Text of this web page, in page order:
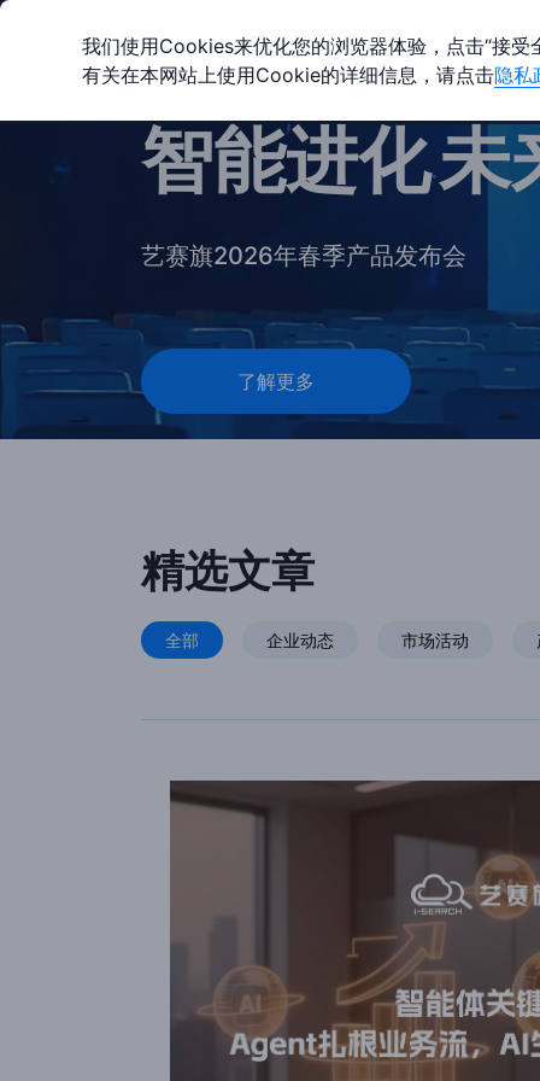
产品 解决方案
智能进化·未
艺赛旗2026年春季产品发布会
了解更多
精选文章
全部 企业动态 市场活动
我们使用Cookies来优化您的浏览器体验，点击“接
有关在本网站上使用Cookie的详细信息，请点击隐私